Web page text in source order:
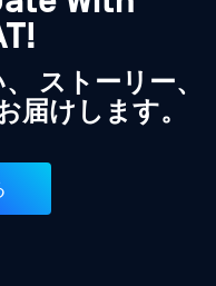
ストーリー、
届けします。